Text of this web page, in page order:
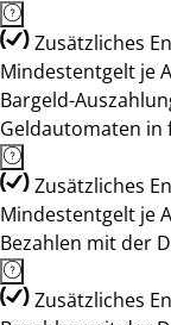
Zusätzliches
Mindestentgelt je
Bargeld-
Geldautomaten
Zusätzliches
Mindestentgelt je
Bezahlen mit der
Zusätzliches